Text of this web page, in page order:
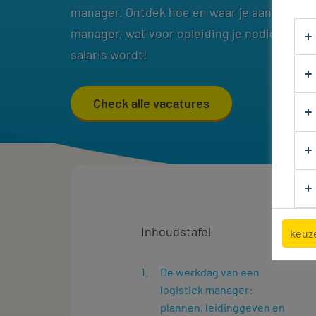
manager. Ontdek hoe en waar je aan de
manager, wat voor opleiding je nodig hebt
salaris wordt!
Check alle vacatures
Inhoudstafel
De werkdag van een
logistiek manager:
plannen, leidinggeven en